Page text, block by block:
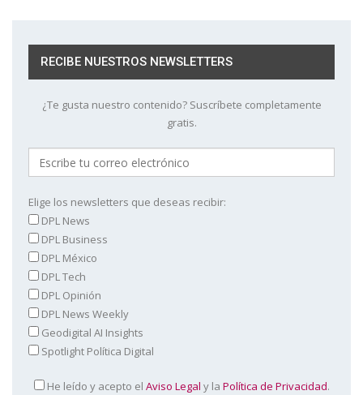
RECIBE NUESTROS NEWSLETTERS
¿Te gusta nuestro contenido? Suscríbete completamente
gratis.
Elige los newsletters que deseas recibir:
DPL News
DPL Business
DPL México
DPL Tech
DPL Opinión
DPL News Weekly
Geodigital AI Insights
Spotlight Política Digital
He leído y acepto el Aviso Legal y la Política de Privacidad.